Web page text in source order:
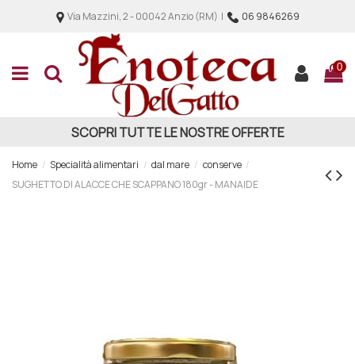
Via Mazzini, 2 - 00042 Anzio (RM) | 06 9846269
0
SCOPRI TUTTE LE NOSTRE OFFERTE
Home Specialità alimentari dal mare
conserve
SUGHETTO DI ALACCE CHE SCAPPANO 180gr - MANAIDE